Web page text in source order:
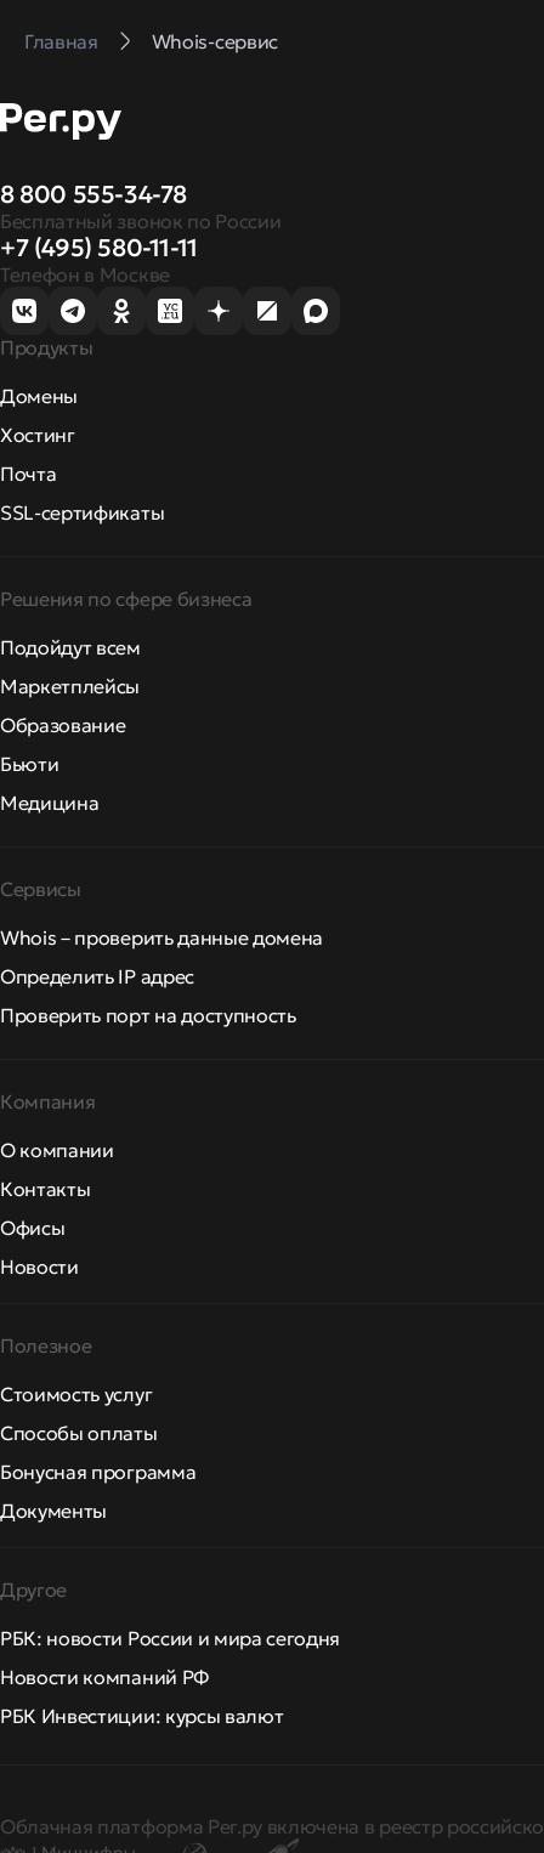
Главная Whois-сервис
8 800 555-34-78
Бесплатный звонок по России
+7 (495) 580-11-11
Телефон в Москве
Продукты
Домены
Хостинг
Почта
SSL-сертификаты
Решения по сфере бизнеса
Подойдут всем
Маркетплейсы
Образование
Бьюти
Медицина
Сервисы
Whois – проверить данные домена
Определить IP адрес
Проверить порт на доступность
Компания
О компании
Контакты
Офисы
Новости
Полезное
Стоимость услуг
Способы оплаты
Бонусная программа
Документы
Другое
РБК: новости России и мира сегодня
Новости компаний РФ
РБК Инвестиции: курсы валют
Облачная платформа Рег.ру включена в реестр